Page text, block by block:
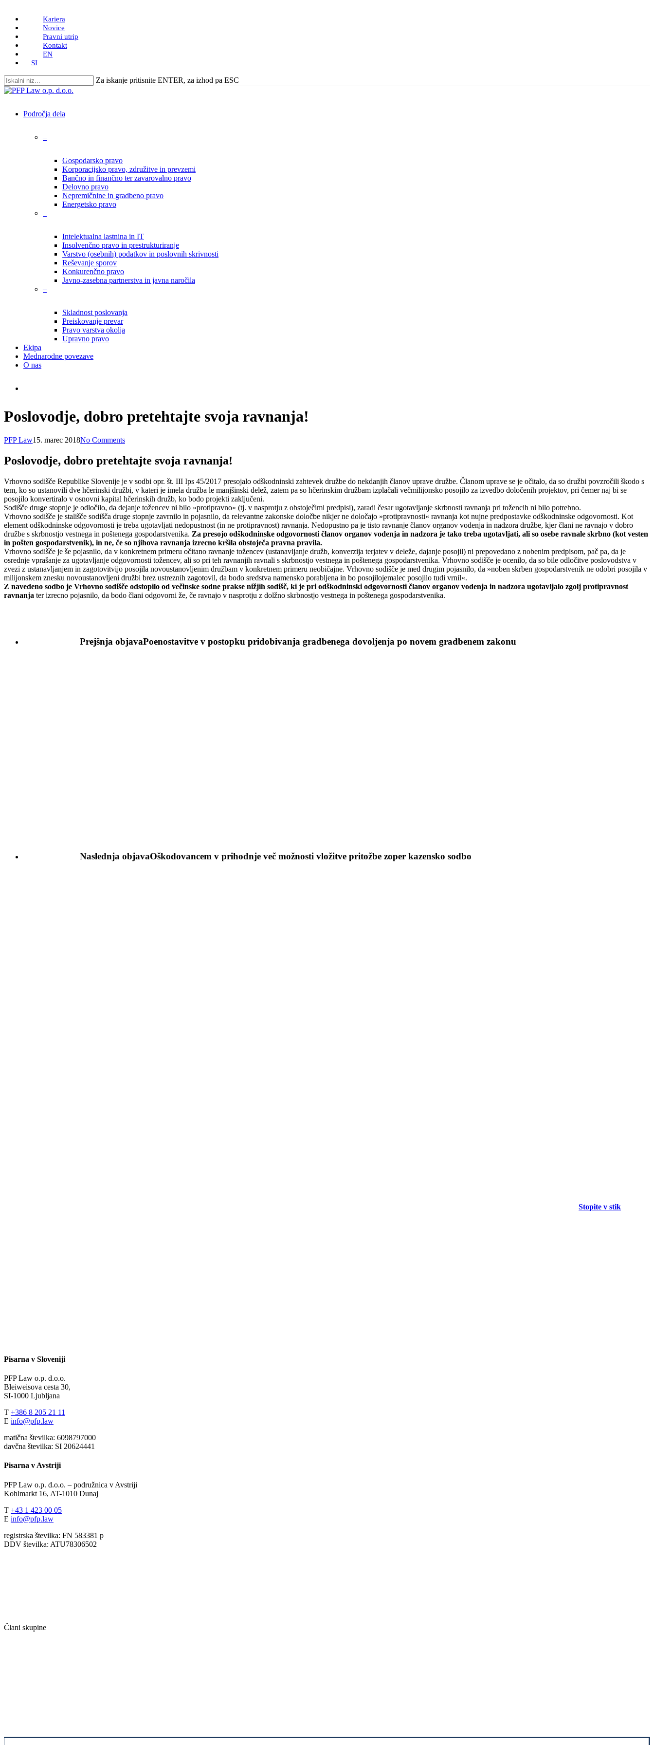
Skip
main
content
Kariera
Novice
Pravni utrip
Kontakt
EN
SI
Za iskanje pritisnite ENTER, za izhod pa ESC
Close
search
Menu Področja dela
–
Gospodarsko pravo
Korporacijsko pravo, združitve in prevzemi
Bančno in finančno ter zavarovalno pravo
Delovno pravo
Nepremičnine in gradbeno pravo
Energetsko pravo
–
Intelektualna lastnina in IT
Insolvenčno pravo in prestrukturiranje
Varstvo (osebnih) podatkov in poslovnih skrivnosti
Reševanje sporov
Konkurenčno pravo
Javno-zasebna partnerstva in javna naročila
–
Skladnost poslovanja
Preiskovanje prevar
Pravo varstva okolja
Upravno pravo
Ekipa
Mednarodne povezave
O nas
Poslovodje, dobro pretehtajte svoja ravnanja!
PFP Law15. marec 2018No Comments
Poslovodje, dobro pretehtajte svoja ravnanja!
Vrhovno sodišče Republike Slovenije je v sodbi opr. št. III Ips 45/2017 presojalo odškodninski zahtevek družbe do nekdanjih članov uprave družbe. Članom uprave se je očitalo, da so družbi povzročili škodo s
tem, ko so ustanovili dve hčerinski družbi, v kateri je imela družba le manjšinski delež, zatem pa so hčerinskim družbam izplačali večmilijonsko posojilo za izvedbo določenih projektov, pri čemer naj bi se
posojilo konvertiralo v osnovni kapital hčerinskih družb, ko bodo projekti zaključeni.
Sodišče druge stopnje je odločilo, da dejanje tožencev ni bilo »protipravno« (tj. v nasprotju z obstoječimi predpisi), zaradi česar ugotavljanje skrbnosti ravnanja pri tožencih ni bilo potrebno.
Vrhovno sodišče je stališče sodišča druge stopnje zavrnilo in pojasnilo, da relevantne zakonske določbe nikjer ne določajo »protipravnosti« ravnanja kot nujne predpostavke odškodninske odgovornosti. Kot
element odškodninske odgovornosti je treba ugotavljati nedopustnost (in ne protipravnost) ravnanja. Nedopustno pa je tisto ravnanje članov organov vodenja in nadzora družbe, kjer člani ne ravnajo v dobro
družbe s skrbnostjo vestnega in poštenega gospodarstvenika. Za presojo odškodninske odgovornosti članov organov vodenja in nadzora je tako treba ugotavljati, ali so osebe ravnale skrbno (kot vesten
in pošten gospodarstvenik), in ne, če so njihova ravnanja izrecno kršila obstoječa pravna pravila.
Vrhovno sodišče je še pojasnilo, da v konkretnem primeru očitano ravnanje tožencev (ustanavljanje družb, konverzija terjatev v deleže, dajanje posojil) ni prepovedano z nobenim predpisom, pač pa, da je
osrednje vprašanje za ugotavljanje odgovornosti tožencev, ali so pri teh ravnanjih ravnali s skrbnostjo vestnega in poštenega gospodarstvenika. Vrhovno sodišče je ocenilo, da so bile odločitve poslovodstva v
zvezi z ustanavljanjem in zagotovitvijo posojila novoustanovljenim družbam v konkretnem primeru neobičajne. Vrhovno sodišče je med drugim pojasnilo, da »noben skrben gospodarstvenik ne odobri posojila v
milijonskem znesku novoustanovljeni družbi brez ustreznih zagotovil, da bodo sredstva namensko porabljena in bo posojilojemalec posojilo tudi vrnil«.
Z navedeno sodbo je Vrhovno sodišče odstopilo od večinske sodne prakse nižjih sodišč, ki je pri odškodninski odgovornosti članov organov vodenja in nadzora ugotavljalo zgolj protipravnost
ravnanja ter izrecno pojasnilo, da bodo člani odgovorni že, če ravnajo v nasprotju z dolžno skrbnostjo vestnega in poštenega gospodarstvenika.
Prejšnja objavaPoenostavitve v postopku pridobivanja gradbenega dovoljenja po novem gradbenem zakonu
Naslednja objavaOškodovancem v prihodnje več možnosti vložitve pritožbe zoper kazensko sodbo
Stopite v stik
Pisarna v Sloveniji
PFP Law o.p. d.o.o.
Bleiweisova cesta 30,
SI-1000 Ljubljana
T +386 8 205 21 11
E info@pfp.law
matična številka: 6098797000
davčna številka: SI 20624441
Pisarna v Avstriji
PFP Law o.p. d.o.o. – podružnica v Avstriji
Kohlmarkt 16, AT-1010 Dunaj
T +43 1 423 00 05
E info@pfp.law
registrska številka: FN 583381 p
DDV številka: ATU78306502
Člani skupine